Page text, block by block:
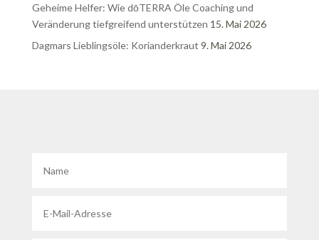
Geheime Helfer: Wie dōTERRA Öle Coaching und
Veränderung tiefgreifend unterstützen 15. Mai 2026
Dagmars Lieblingsöle: Korianderkraut 9. Mai 2026